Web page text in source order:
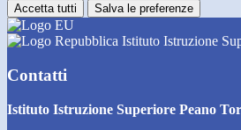
Accetta tutti Salva le preferenze
Istituto Istruzione
Contatti
Istituto Istruzione Superiore Peano